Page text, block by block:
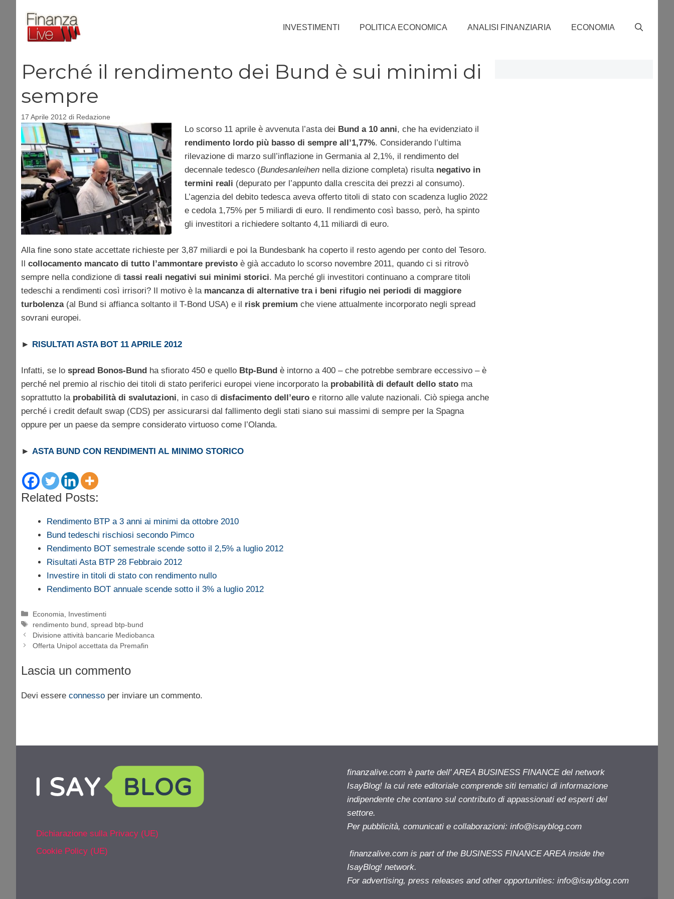
contenuto
INVESTIMENTI POLITICA ECONOMICA ANALISI FINANZIARIA ECONOMIA
Perché il rendimento dei Bund è sui minimi di
sempre
17 Aprile 2012 di Redazione
Lo scorso 11 aprile è avvenuta l’asta dei Bund a 10 anni, che ha evidenziato il
rendimento lordo più basso di sempre all’1,77%. Considerando l’ultima
rilevazione di marzo sull’inflazione in Germania al 2,1%, il rendimento del
decennale tedesco (Bundesanleihennella dizione completa) risulta negativo in
termini reali (depurato per l’appunto dalla crescita dei prezzi al consumo).
L’agenzia del debito tedesca aveva offerto titoli di stato con scadenza luglio 2022
e cedola 1,75% per 5 miliardi di euro. Il rendimento così basso, però, ha spinto
gli investitori a richiedere soltanto 4,11 miliardi di euro.
Alla fine sono state accettate richieste per 3,87 miliardi e poi la Bundesbank ha coperto il resto agendo per conto del Tesoro.
collocamento mancato di tutto l’ammontare previsto è già accaduto lo scorso novembre 2011, quando ci si ritrovò
sempre nella condizione di tassi reali negativi sui minimi storici. Ma perché gli investitori continuano a comprare titoli
tedeschi a rendimenti così irrisori? Il motivo è la mancanza di alternative tra i beni rifugio nei periodi di maggiore
turbolenza (al Bund si affianca soltanto il T-Bond USA) e il risk premium che viene attualmente incorporato negli spread
sovrani europei.
► RISULTATI ASTA BOT 11 APRILE 2012
Infatti, se lo spread Bonos-Bund ha sfiorato 450 e quello Btp-Bund è intorno a 400 – che potrebbe sembrare eccessivo – è
perché nel premio al rischio dei titoli di stato periferici europei viene incorporato la probabilità di default dello stato ma
soprattutto la probabilità di svalutazioni, in caso di disfacimento dell’euro e ritorno alle valute nazionali. Ciò spiega anche
perché i credit default swap (CDS) per assicurarsi dal fallimento degli stati siano sui massimi di sempre per la Spagna
oppure per un paese da sempre considerato virtuoso come l’Olanda.
► ASTA BUND CON RENDIMENTI AL MINIMO STORICO
Related Posts:
Rendimento BTP a 3 anni ai minimi da ottobre 2010
Bund tedeschi rischiosi secondo Pimco
Rendimento BOT semestrale scende sotto il 2,5% a luglio 2012
Risultati Asta BTP 28 Febbraio 2012
Investire in titoli di stato con rendimento nullo
Rendimento BOT annuale scende sotto il 3% a luglio 2012
Categorie
Economia
Investimenti
Tag
rendimento bund ,spread btp-bund
Divisione attività bancarie Mediobanca
Offerta Unipol accettata da Premafin
Lascia un commento
Devi essere connesso per inviare un commento.
Dichiarazione sulla Privacy (UE)
Cookie Policy (UE)
finanzalive.com è parte dell' AREA BUSINESS FINANCE del network
IsayBlog! la cui rete editoriale comprende siti tematici di informazione
indipendente che contano sul contributo di appassionati ed esperti del
settore.
Per pubblicità, comunicati e collaborazioni: info@isayblog.com
finanzalive.com is part of the BUSINESS FINANCE AREA inside the
IsayBlog! network.
For advertising, press releases and other opportunities: info@isayblog.com